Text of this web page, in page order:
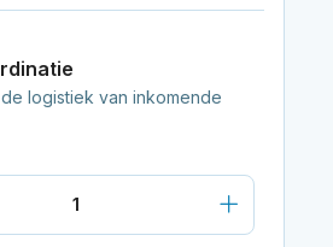
logistiek van inkomende